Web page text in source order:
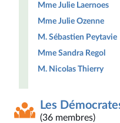
Mme Julie Laernoes
Mme Julie Ozenne
M. Sébastien Peytavie
Mme Sandra Regol
M. Nicolas Thierry
Les
(36 membres)